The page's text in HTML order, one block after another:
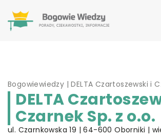
Bogowiewiedzy |DELTA Czartoszewski i
DELTA
Czarnek Sp. z o.o.
ul. Czarnkowska 19 | 64-600 Oborniki |